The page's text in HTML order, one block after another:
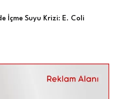
İçme Suyu Krizi: E. Coli